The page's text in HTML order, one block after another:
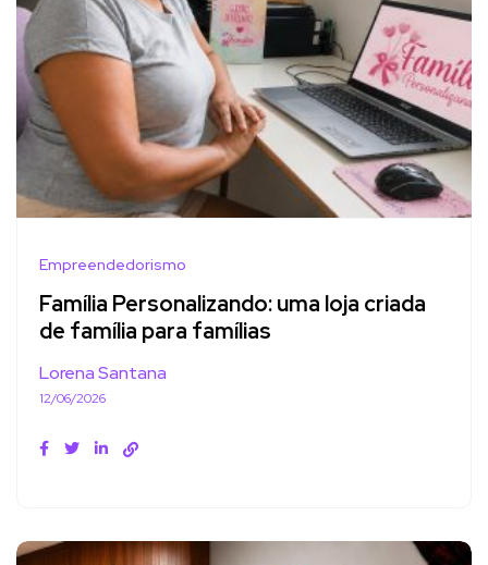
Empreendedorismo
Família Personalizando: uma loja criada
de família para famílias
Lorena Santana
12/06/2026